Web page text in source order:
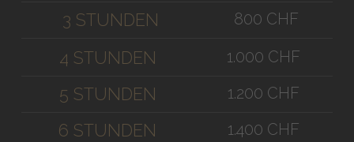
3 STUNDEN 800 CHF
4 STUNDEN 1.000 CHF
5 STUNDEN 1.200 CHF
6 STUNDEN 1.400 CHF